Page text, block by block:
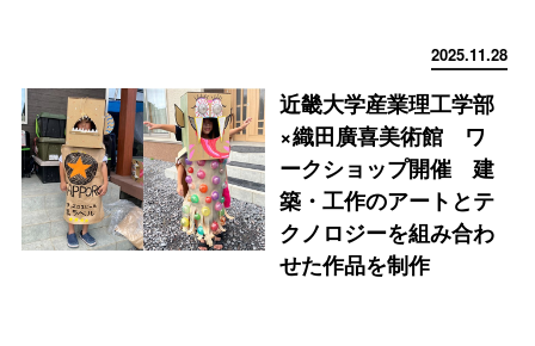
2025.11.28
近畿大学産業理工学部
×織田廣喜美術館 ワ
ークショップ開催 建
築・工作のアートとテ
クノロジーを組み合わ
せた作品を制作